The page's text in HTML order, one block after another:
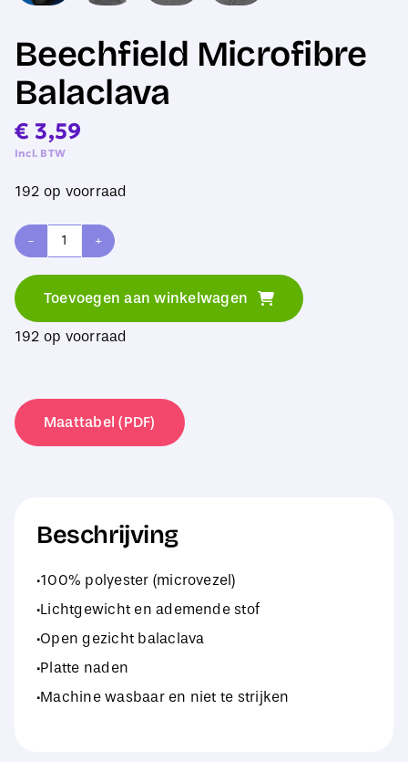
Beechfield Microfibre
Balaclava
€ 3,59
Incl. BTW
192 op voorraad
Beechfield
Balaclava
aantal
Toevoegen aan winkelwagen
192 op voorraad
Maattabel (PDF)
Beschrijving
·100% polyester (microvezel)
·Lichtgewicht en ademende stof
·Open gezicht balaclava
·Platte naden
·Machine wasbaar en niet te strijken